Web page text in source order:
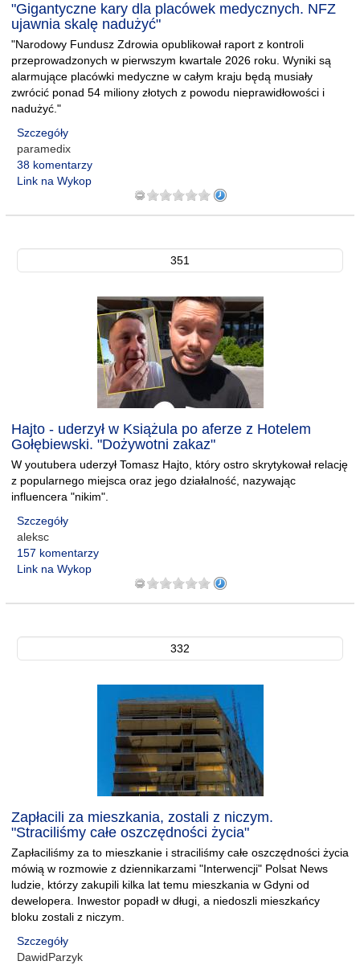
"Gigantyczne kary dla placówek medycznych. NFZ
ujawnia skalę nadużyć"
"Narodowy Fundusz Zdrowia opublikował raport z kontroli
przeprowadzonych w pierwszym kwartale 2026 roku. Wyniki są
alarmujące placówki medyczne w całym kraju będą musiały
zwrócić ponad 54 miliony złotych z powodu nieprawidłowości i
nadużyć."
Szczegóły
paramedix
38 komentarzy
Link na Wykop
351
Hajto - uderzył w Książula po aferze z Hotelem
Gołębiewski. "Dożywotni zakaz"
W youtubera uderzył Tomasz Hajto, który ostro skrytykował relację
z popularnego miejsca oraz jego działalność, nazywając
influencera "nikim".
Szczegóły
aleksc
157 komentarzy
Link na Wykop
332
Zapłacili za mieszkania, zostali z niczym.
"Straciliśmy całe oszczędności życia"
Zapłaciliśmy za to mieszkanie i straciliśmy całe oszczędności życia
mówią w rozmowie z dziennikarzami "Interwencji" Polsat News
ludzie, którzy zakupili kilka lat temu mieszkania w Gdyni od
dewelopera. Inwestor popadł w długi, a niedoszli mieszkańcy
bloku zostali z niczym.
Szczegóły
DawidParzyk